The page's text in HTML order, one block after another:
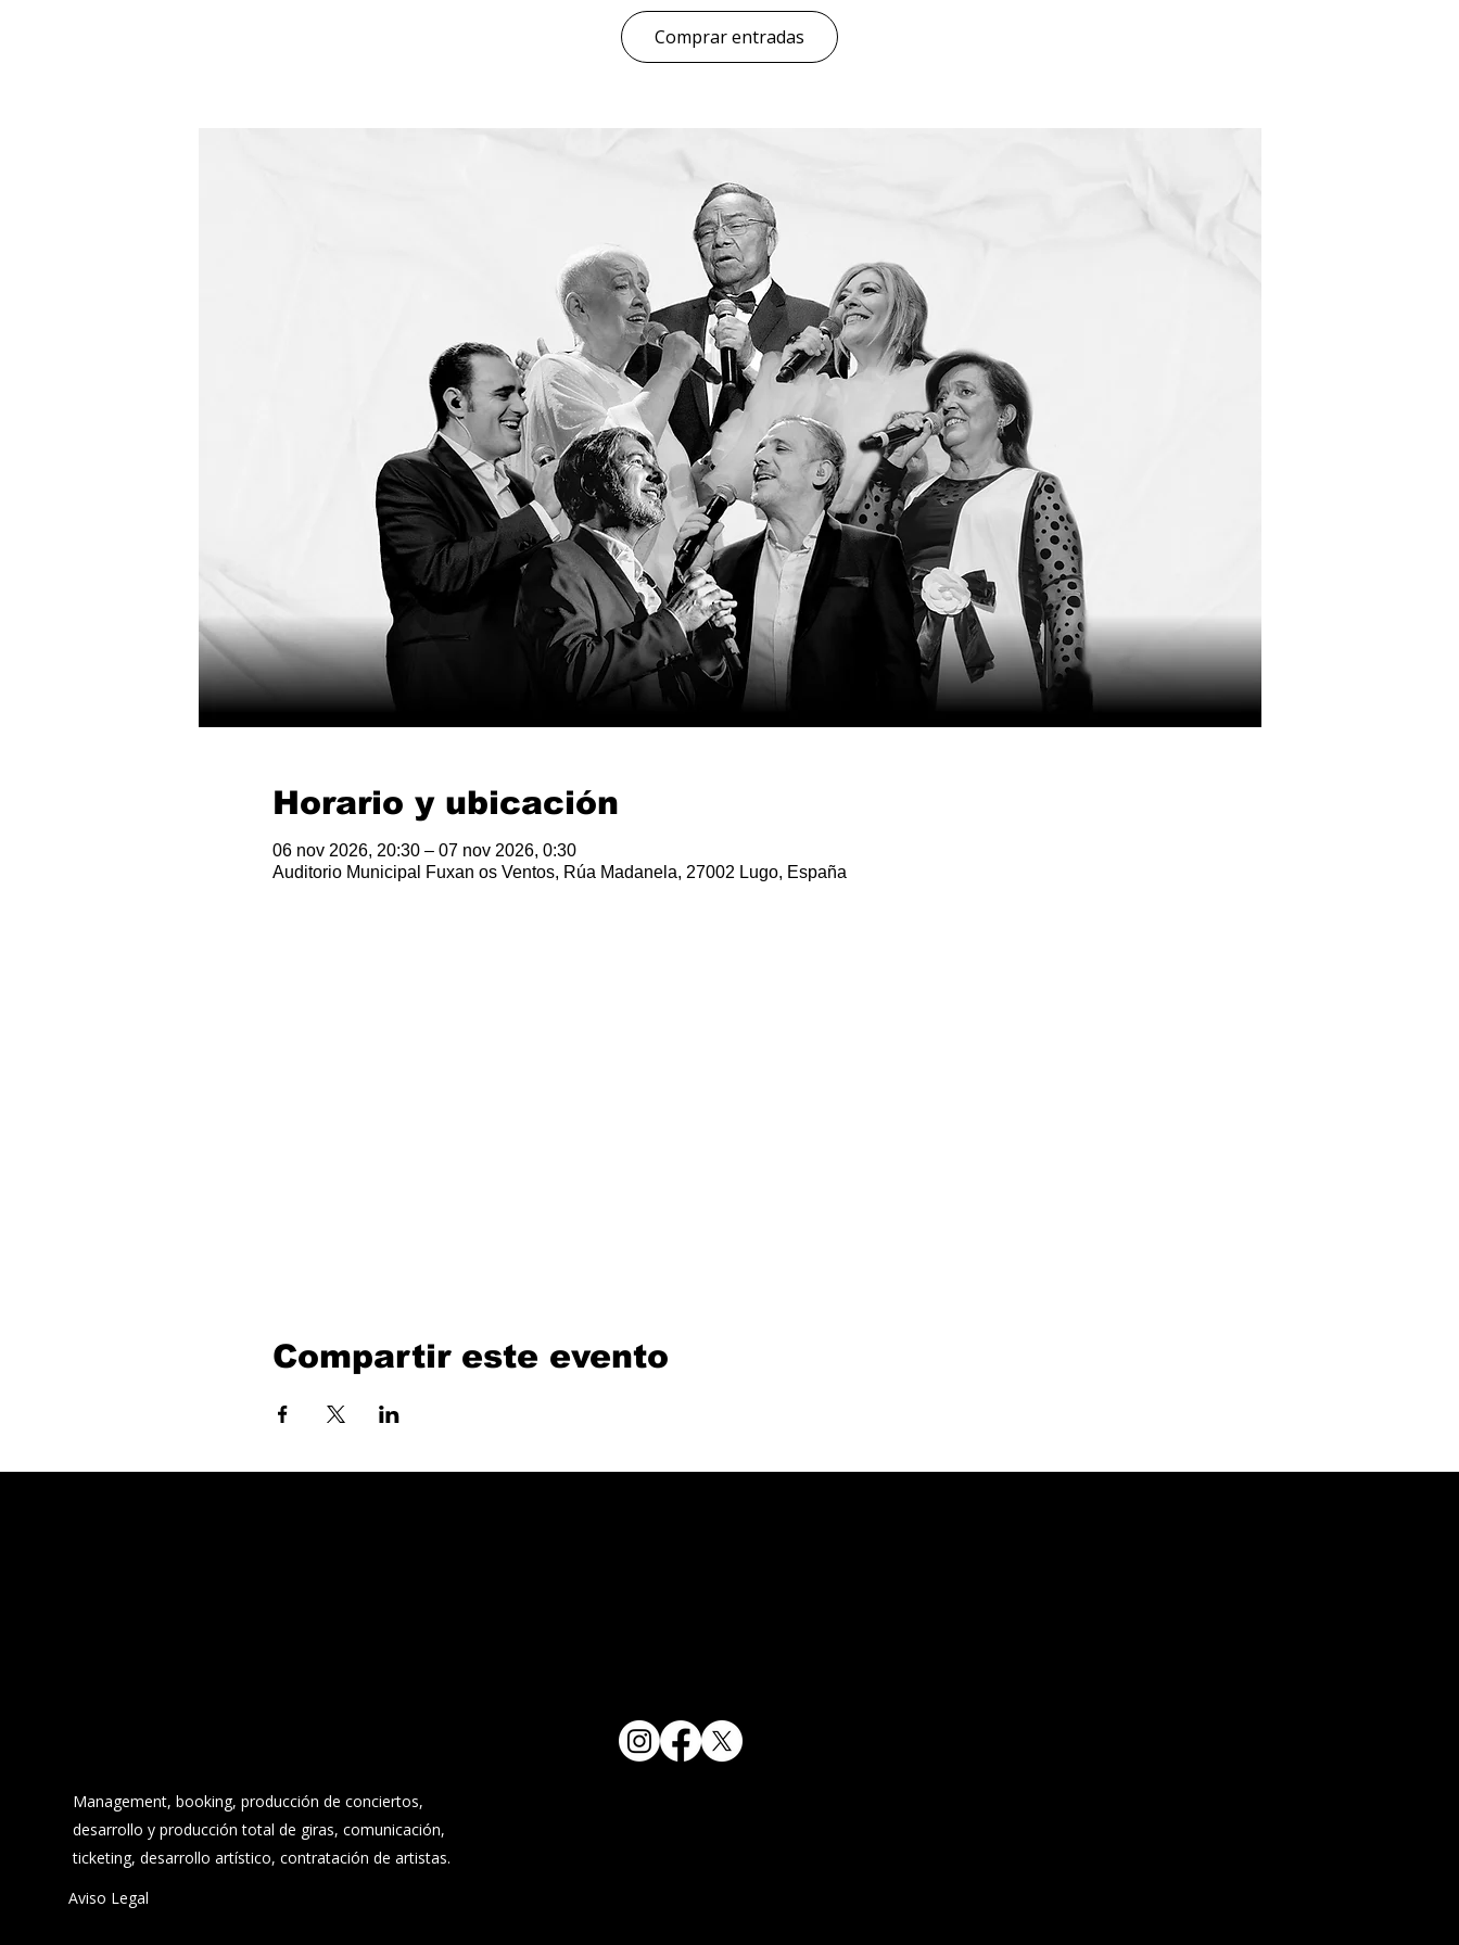
Comprar entradas
Horario y ubicación
06 nov 2026, 20:30 – 07 nov 2026, 0:30
Auditorio Municipal Fuxan os Ventos, Rúa Madanela, 27002 Lugo, España
Compartir este evento
Management, booking, producción de conciertos,
desarrollo y producción total de giras, comunicación,
ticketing, desarrollo artístico, contratación de artistas.
Aviso Legal